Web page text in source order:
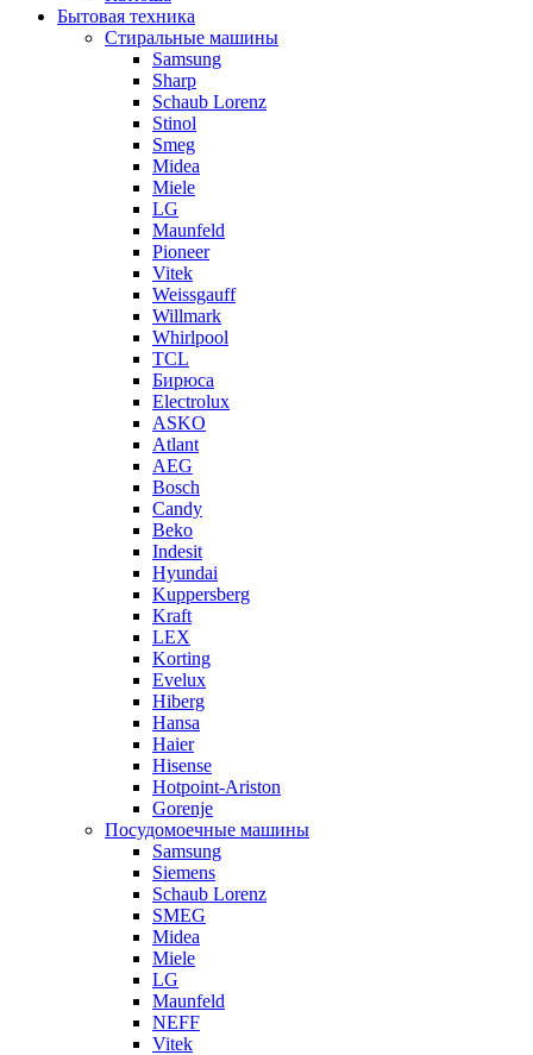
Бытовая техника
Стиральные машины
Samsung
Sharp
Schaub Lorenz
Stinol
Smeg
Midea
Miele
LG
Maunfeld
Pioneer
Vitek
Weissgauff
Willmark
Whirlpool
TCL
Бирюса
Electrolux
ASKO
Atlant
AEG
Bosch
Candy
Beko
Indesit
Hyundai
Kuppersberg
Kraft
LEX
Korting
Evelux
Hiberg
Hansa
Haier
Hisense
Hotpoint-Ariston
Gorenje
Посудомоечные машины
Samsung
Siemens
Schaub Lorenz
SMEG
Midea
Miele
LG
Maunfeld
NEFF
Vitek